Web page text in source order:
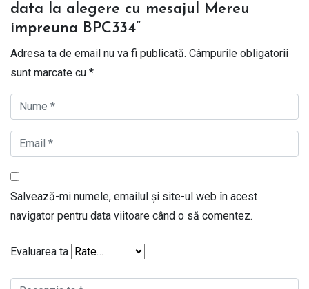
data la alegere cu mesajul Mereu
impreuna BPC334”
Adresa ta de email nu va fi publicată. Câmpurile obligatorii
sunt marcate cu *
Salvează-mi numele, emailul și site-ul web în acest
navigator pentru data viitoare când o să comentez.
Evaluarea ta